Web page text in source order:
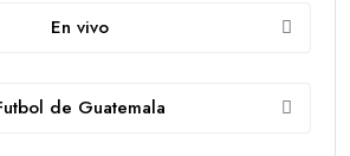
En vivo
de Guatemala